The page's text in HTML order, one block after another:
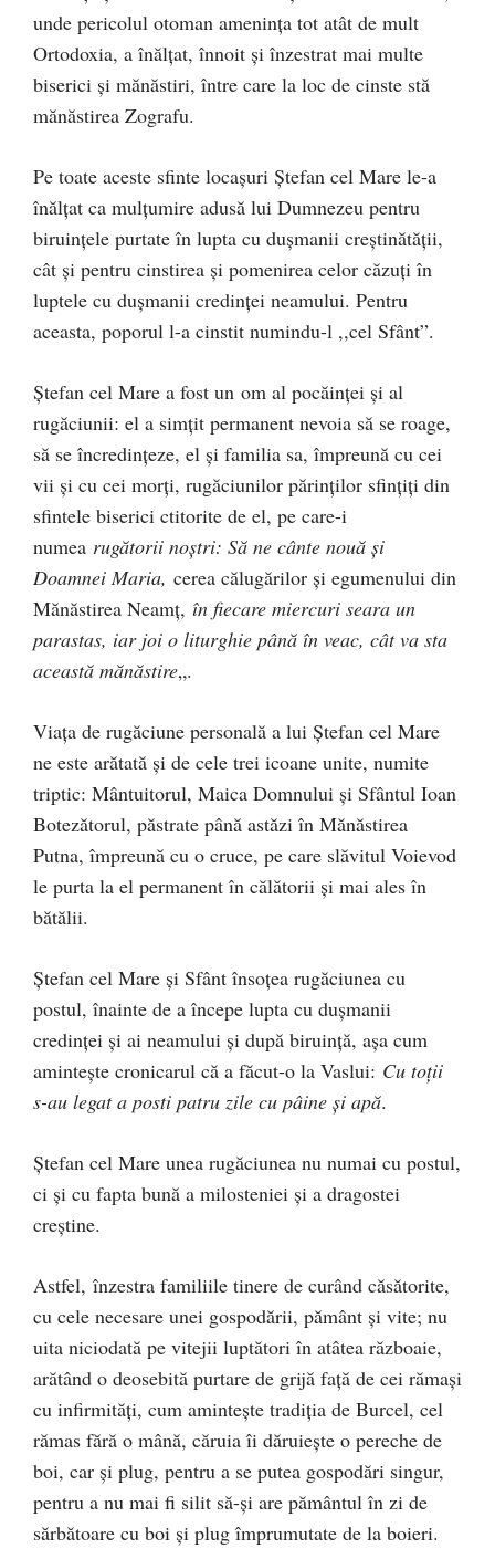
unde pericolul otoman ameninţa tot atât de mult
Ortodoxia, a înălţat, înnoit şi înzestrat mai multe
biserici şi mănăstiri, între care la loc de cinste stă
mănăstirea Zografu.
Pe toate aceste sfinte locaşuri Ştefan cel Mare le-a
înălţat ca mulţumire adusă lui Dumnezeu pentru
biruinţele purtate în lupta cu duşmanii creştinătăţii,
cât şi pentru cinstirea şi pomenirea celor căzuţi în
luptele cu duşmanii credinţei neamului. Pentru
aceasta, poporul l-a cinstit numindu-l ,,cel Sfânt”.
Ştefan cel Mare a fost un om al pocăinţei şi al
rugăciunii: el a simţit permanent nevoia să se roage,
să se încredinţeze, el şi familia sa, împreună cu cei
vii şi cu cei morţi, rugăciunilor părinţilor sfinţiţi din
sfintele biserici ctitorite de el, pe care-i
numea rugătorii noştri: Să ne cânte nouă şi
Doamnei Maria, cerea călugărilor şi egumenului din
Mănăstirea Neamţ, în fiecare miercuri seara un
parastas, iar joi o liturghie până în veac, cât va sta
această mănăstire„.
Viaţa de rugăciune personală a lui Ştefan cel Mare
ne este arătată şi de cele trei icoane unite, numite
triptic: Mântuitorul, Maica Domnului şi Sfântul Ioan
Botezătorul, păstrate până astăzi în Mănăstirea
Putna, împreună cu o cruce, pe care slăvitul Voievod
le purta la el permanent în călătorii şi mai ales în
bătălii.
Ştefan cel Mare şi Sfânt însoţea rugăciunea cu
postul, înainte de a începe lupta cu duşmanii
credinţei şi ai neamului şi după biruinţă, aşa cum
aminteşte cronicarul că a făcut-o la Vaslui: Cu toţii
s-au legat a posti patru zile cu pâine şi apă.
Ştefan cel Mare unea rugăciunea nu numai cu postul,
ci şi cu fapta bună a milosteniei şi a dragostei
creştine.
Astfel, înzestra familiile tinere de curând căsătorite,
cu cele necesare unei gospodării, pământ şi vite; nu
uita niciodată pe vitejii luptători în atâtea războaie,
arătând o deosebită purtare de grijă faţă de cei rămaşi
cu infirmităţi, cum aminteşte tradiţia de Burcel, cel
rămas fără o mână, căruia îi dăruieşte o pereche de
boi, car şi plug, pentru a se putea gospodări singur,
pentru a nu mai fi silit să-şi are pământul în zi de
sărbătoare cu boi şi plug împrumutate de la boieri.